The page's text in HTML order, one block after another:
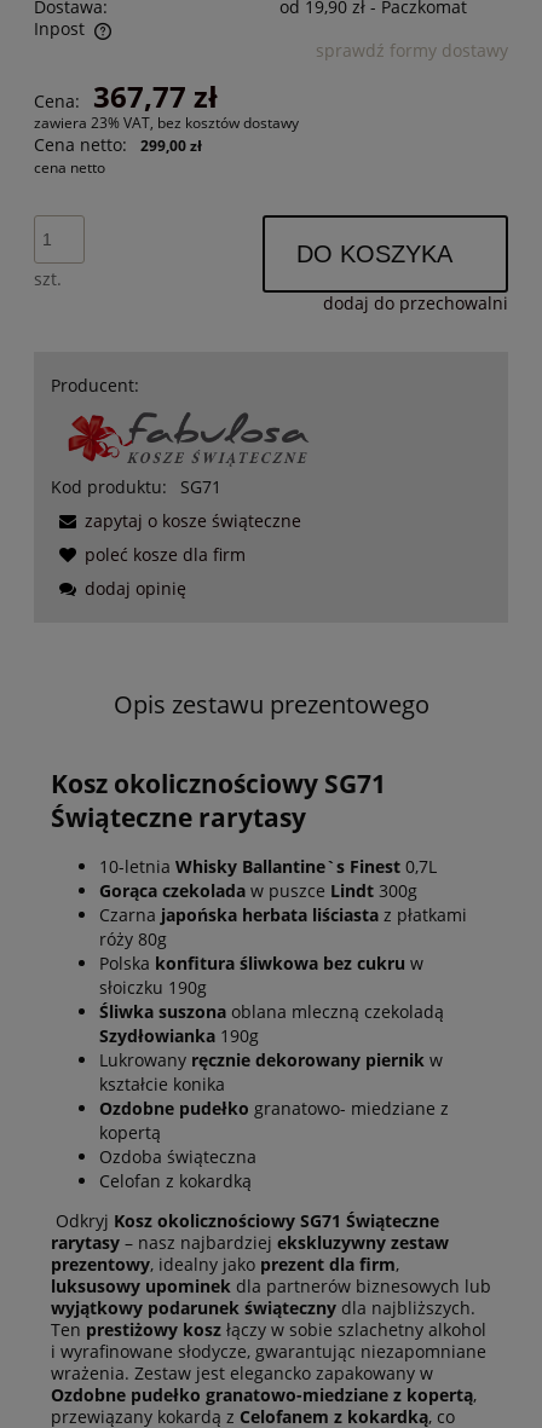
Dostawa:
od 19,90 zł - Paczkomat
Inpost
Cena nie zawiera ewentualnych kosztów płatności
sprawdź formy dostawy
Cena: 367,77 zł
zawiera 23% VAT, bez kosztów dostawy
Cena netto:
299,00 zł
cena netto
szt.
DO KOSZYKA
dodaj do przechowalni
Producent:
Kod produktu:
SG71
zapytaj o kosze świąteczne
poleć kosze dla firm
dodaj opinię
Opis zestawu prezentowego
Kosz okolicznościowy SG71
Świąteczne rarytasy
10-letnia Whisky Ballantine`s Finest 0,7L
Gorąca czekolada w puszce Lindt 300g
Czarna japońska herbata liściasta z płatkami
róży 80g
Polska konfitura śliwkowa bez cukru w
słoiczku 190g
Śliwka suszona oblana mleczną czekoladą
Szydłowianka 190g
Lukrowany ręcznie dekorowany piernik w
kształcie konika
Ozdobne pudełko granatowo- miedziane z
kopertą
Ozdoba świąteczna
Celofan z kokardką
Odkryj Kosz okolicznościowy SG71 Świąteczne
rarytasy – nasz najbardziej ekskluzywny zestaw
prezentowy, idealny jako prezent dla firm,
luksusowy upominek dla partnerów biznesowych lub
wyjątkowy podarunek świąteczny dla najbliższych.
Ten prestiżowy kosz łączy w sobie szlachetny alkohol
i wyrafinowane słodycze, gwarantując niezapomniane
wrażenia. Zestaw jest elegancko zapakowany w
Ozdobne pudełko granatowo-miedziane z kopertą,
przewiązany kokardą z Celofanem z kokardką, co